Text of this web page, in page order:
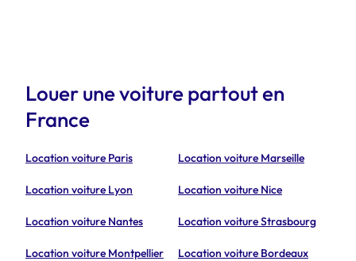
Louer une voiture partout en
France
Location voiture Paris Location voiture Marseille
Location voiture Lyon Location voiture Nice
Location voiture Nantes Location voiture Strasbourg
Location voiture Montpellier Location voiture Bordeaux